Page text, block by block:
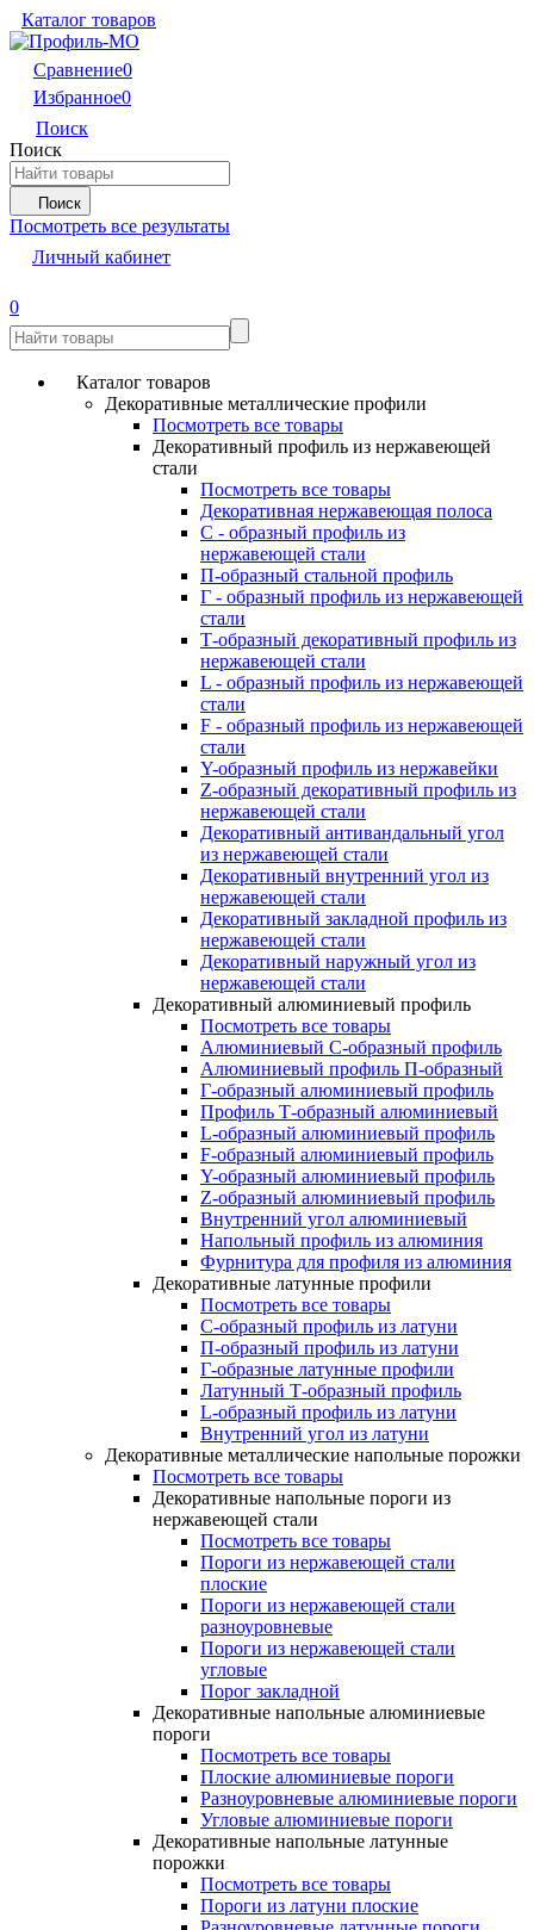
Каталог товаров
Сравнение0
Избранное0
Поиск
Поиск
Поиск
Посмотреть все результаты
Личный кабинет
0
Каталог товаров
Декоративные металлические профили
Посмотреть все товары
Декоративный профиль из нержавеющей
стали
Посмотреть все товары
Декоративная нержавеющая полоса
С - образный профиль из
нержавеющей стали
П-образный стальной профиль
Г - образный профиль из нержавеющей
стали
Т-образный декоративный профиль из
нержавеющей стали
L - образный профиль из нержавеющей
стали
F - образный профиль из нержавеющей
стали
Y-образный профиль из нержавейки
Z-образный декоративный профиль из
нержавеющей стали
Декоративный антивандальный угол
из нержавеющей стали
Декоративный внутренний угол из
нержавеющей стали
Декоративный закладной профиль из
нержавеющей стали
Декоративный наружный угол из
нержавеющей стали
Декоративный алюминиевый профиль
Посмотреть все товары
Алюминиевый С-образный профиль
Алюминиевый профиль П-образный
Г-образный алюминиевый профиль
Профиль Т-образный алюминиевый
L-образный алюминиевый профиль
F-образный алюминиевый профиль
Y-образный алюминиевый профиль
Z-образный алюминиевый профиль
Внутренний угол алюминиевый
Напольный профиль из алюминия
Фурнитура для профиля из алюминия
Декоративные латунные профили
Посмотреть все товары
C-образный профиль из латуни
П-образный профиль из латуни
Г-образные латунные профили
Латунный Т-образный профиль
L-образный профиль из латуни
Внутренний угол из латуни
Декоративные металлические напольные порожки
Посмотреть все товары
Декоративные напольные пороги из
нержавеющей стали
Посмотреть все товары
Пороги из нержавеющей стали
плоские
Пороги из нержавеющей стали
разноуровневые
Пороги из нержавеющей стали
угловые
Порог закладной
Декоративные напольные алюминиевые
пороги
Посмотреть все товары
Плоские алюминиевые пороги
Разноуровневые алюминиевые пороги
Угловые алюминиевые пороги
Декоративные напольные латунные
порожки
Посмотреть все товары
Пороги из латуни плоские